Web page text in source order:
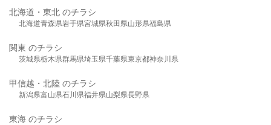
北海道・東北 のチラシ
北海道青森県岩手県宮城県秋田県山形県福島県
関東 のチラシ
茨城県栃木県群馬県埼玉県千葉県東京都神奈川県
甲信越・北陸 のチラシ
新潟県富山県石川県福井県山梨県長野県
東海 のチラシ